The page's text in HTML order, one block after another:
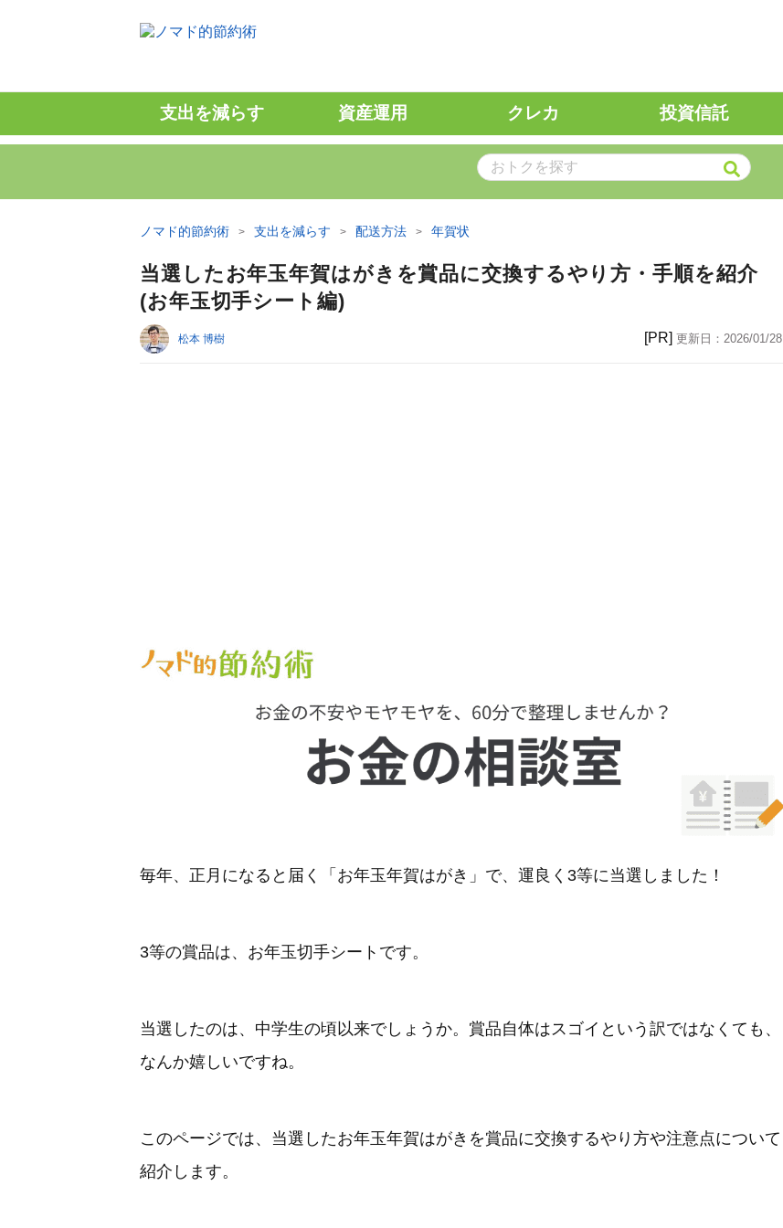
支出を減らす 資産運用 クレカ 投資信託
ノマド的節約術 支出を減らす 配送方法 年賀状
当選したお年玉年賀はがきを賞品に交換するやり方・手順を紹介
(お年玉切手シート編)
松本 博樹 [PR] 更新日： 2026/01/28
毎年、正月になると届く「お年玉年賀はがき」で、運良く3等に当選しました！
3等の賞品は、お年玉切手シートです。
当選したのは、中学生の頃以来でしょうか。賞品自体はスゴイという訳ではなくても、
なんか嬉しいですね。
このページでは、当選したお年玉年賀はがきを賞品に交換するやり方や注意点について
紹介します。